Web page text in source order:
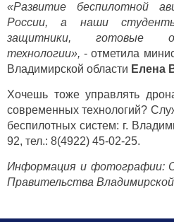
«Развитие беспилотной
России, а наши
защитники, готовые
технологии», - отметила
Владимирской области Елена
Хочешь тоже управлять
современных технологий?
беспилотных систем: г.
92, тел.: 8(4922) 45-02-25.
Информация и фотографии:
Правительства